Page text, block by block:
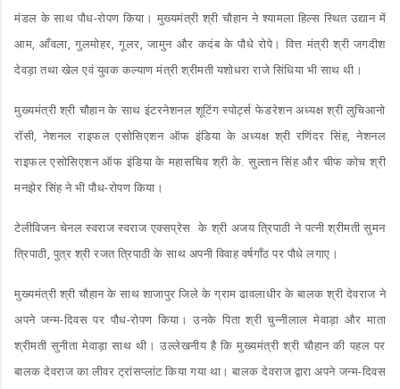
मंडल के साथ पौध-रोपण किया। मुख्यमंत्री श्री चौहान ने श्यामला हिल्स स्थित उद्यान में
आम, आँवला, गुलमोहर, गूलर, जामुन और कदंब के पौधे रोपे। वित्त मंत्री श्री जगदीश
देवड़ा तथा खेल एवं युवक कल्याण मंत्री श्रीमती यशोधरा राजे सिंधिया भी साथ थी।
मुख्यमंत्री श्री चौहान के साथ इंटरनेशनल शूटिंग स्पोर्ट्स फेडरेशन अध्यक्ष श्री लुचिआनो
रॉसी, नेशनल राइफल एसोसिएशन ऑफ इंडिया के अध्यक्ष श्री रणिंदर सिंह, नेशनल
राइफल एसोसिएशन ऑफ इंडिया के महासचिव श्री के. सुल्तान सिंह और चीफ कोच श्री
मनझेर सिंह ने भी पौध-रोपण किया।
टेलीविजन चेनल स्वराज स्वराज एक्सप्रेस के श्री अजय त्रिपाठी ने पत्नी श्रीमती सुमन
त्रिपाठी, पुत्र श्री रजत त्रिपाठी के साथ अपनी विवाह वर्षगाँठ पर पौधे लगाए।
मुख्यमंत्री श्री चौहान के साथ शाजापुर जिले के ग्राम ढावलाधीर के बालक श्री देवराज ने
अपने जन्म-दिवस पर पौध-रोपण किया। उनके पिता श्री चुन्नीलाल मेवाड़ा और माता
श्रीमती सुनीता मेवाड़ा साथ थी। उल्लेखनीय है कि मुख्यमंत्री श्री चौहान की पहल पर
बालक देवराज का लीवर ट्रांसप्लांट किया गया था। बालक देवराज द्वारा अपने जन्म-दिवस